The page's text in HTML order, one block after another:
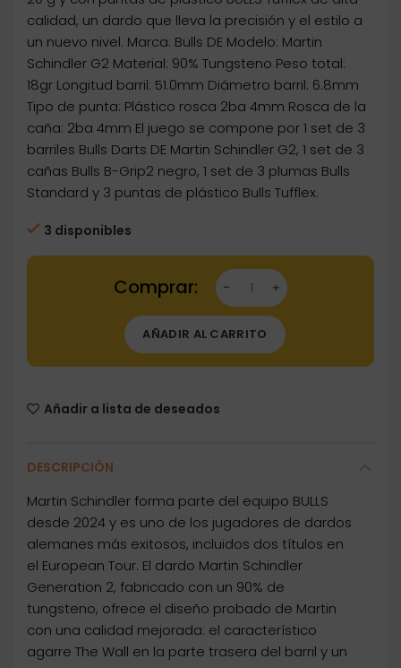
calidad, un dardo que lleva la precisión y el estilo a
un nuevo nivel. Marca: Bulls DE Modelo: Martin
Schindler G2 Material: 90% Tungsteno Peso total:
18gr Longitud barril: 51.0mm Diámetro barril: 6.8mm
Tipo de punta: Plástico rosca 2ba 4mm Rosca de la
caña: 2ba 4mm El juego se compone por 1 set de 3
barriles Bulls Darts DE Martin Schindler G2, 1 set de 3
cañas Bulls B-Grip2 negro, 1 set de 3 plumas Bulls
Standard y 3 puntas de plástico Bulls Tufflex.
3 disponibles
Dartstore Dardos Bulls Darts DE Martin
AÑADIR AL CARRITO
Añadir a lista de deseados
DESCRIPCIÓN
Martin Schindler forma parte del equipo BULLS
desde 2024 y es uno de los jugadores de dardos
alemanes más exitosos, incluidos dos títulos en
el European Tour. El dardo Martin Schindler
Generation 2, fabricado con un 90% de
tungsteno, ofrece el diseño probado de Martin
con una calidad mejorada: el característico
agarre The Wall en la parte trasera del barril y un